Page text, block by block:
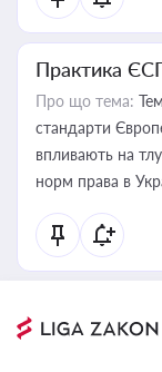
Практика
Про що тема:
стандарти
впливають на
норм права в